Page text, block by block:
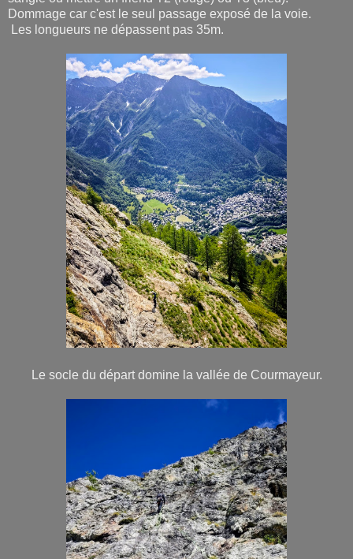
Dommage car c'est le seul passage exposé de la voie.
Les longueurs ne dépassent pas 35m.
Le socle du départ domine la vallée de Courmayeur.